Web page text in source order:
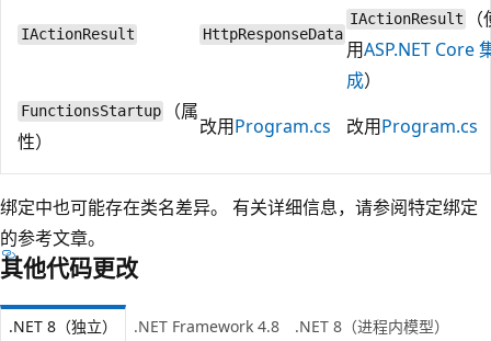
IActionResult HttpResponseData
IActionResult
用ASP.NET Core
成）
FunctionsStartup
（属
性）
改用Program.cs 改用Program.cs
绑定中也可能存在类名差异。 有关详细信息，请参阅特定绑定
的参考文章。
其他代码更改
.NET 8（独立） .NET Framework 4.8 .NET 8（进程内模型）